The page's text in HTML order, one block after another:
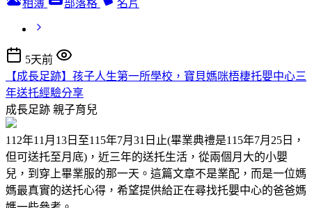
相簿 部落格 名片
5天前
【成長足跡】孩子人生第一所學校，寶貝媽咪梧棲托嬰中心三
年送托經驗分享
成長足跡 親子育兒
112年11月13日至115年7月31日止(畢業典禮是115年7月25日，
但可送托至月底)，近三年的送托生活，從兩個月大的小嬰
兒，到穿上畢業服的那一天。這篇文章不是業配，而是一位媽
媽最真實的送托心得，希望提供給正在尋找托嬰中心的爸爸媽